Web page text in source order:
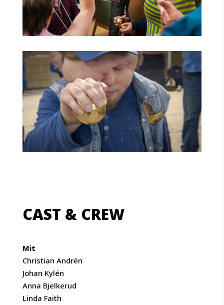
CAST & CREW
Mit
Christian Andrén
Johan Kylén
Anna Bjelkerud
Linda Faith